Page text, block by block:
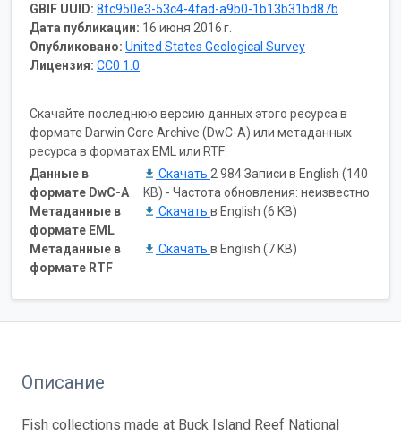
GBIF UUID: 8fc950e3-53c4-4fad-a9b0-1b13b31bd87b
Дата публикации: 16 июня 2016 г.
Опубликовано: United States Geological Survey
Лицензия: CC0 1.0
Скачайте последнюю версию данных этого ресурса в
формате Darwin Core Archive (DwC-A) или метаданных
ресурса в форматах EML или RTF:
Данные в
формате DwC-A
Скачать 2 984 Записи в English (140
KB) - Частота обновления: неизвестно
Метаданные в
формате EML
Скачать в English (6 KB)
Метаданные в
формате RTF
Скачать в English (7 KB)
Описание
Fish collections made at Buck Island Reef National